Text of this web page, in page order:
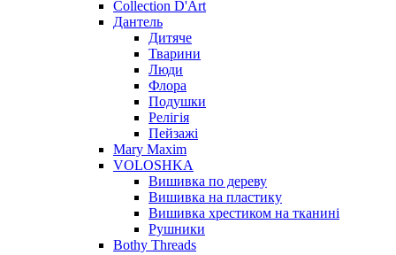
Collection D'Art
Дантель
Дитяче
Тварини
Люди
Флора
Подушки
Релігія
Пейзажі
Mary Maxim
VOLOSHKA
Вишивка по дереву
Вишивка на пластику
Вишивка хрестиком на тканині
Рушники
Bothy Threads